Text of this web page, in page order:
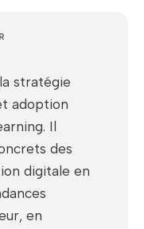
stratégie
adoption
Il
des
digitale en
en